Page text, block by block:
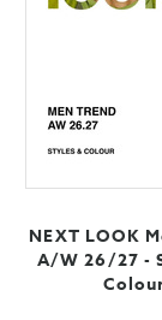
NEXT LOOK
A/W 26/27 -